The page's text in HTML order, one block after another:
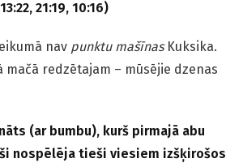
21:19, 10:16)
nav punktu mašīnasKuksika.
redzētajam – mūsējie dzenas
(ar bumbu), kurš pirmajā abu
nospēlēja tieši viesiem izšķirošos